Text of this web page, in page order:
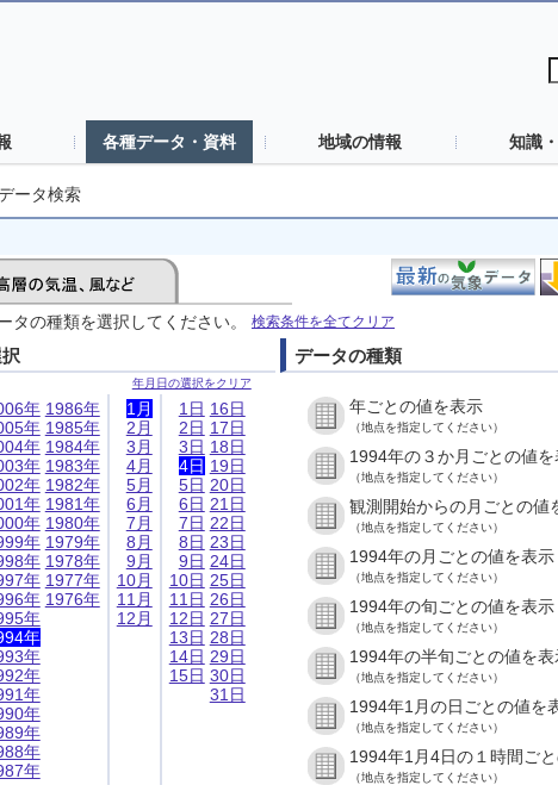
各種データ・資料 地域の情報 知識
ータ検索
の種類を選択してください。 検索条件を全てクリア
年月日の選択をクリア
年
年
年
年
年
年
年
年
年
年
年
年
年
年
年
年
年
年
年
年
1986年
1985年
1984年
1983年
1982年
1981年
1980年
1979年
1978年
1977年
1976年
1月
2月
3月
4月
5月
6月
7月
8月
9月
10月
11月
12月
1日
2日
3日
4日
5日
6日
7日
8日
9日
10日
11日
12日
13日
14日
15日
16日
17日
18日
19日
20日
21日
22日
23日
24日
25日
26日
27日
28日
29日
30日
31日
データの種類
年ごとの値を表示
（地点を指定してください）
1994年の３か月ごとの値を
（地点を指定してください）
観測開始からの月ごとの値
（地点を指定してください）
1994年の月ごとの値を表示
（地点を指定してください）
1994年の旬ごとの値を表示
（地点を指定してください）
1994年の半旬ごとの値を表
（地点を指定してください）
1994年1月の日ごとの値を
（地点を指定してください）
1994年1月4日の１時間ご
（地点を指定してください）